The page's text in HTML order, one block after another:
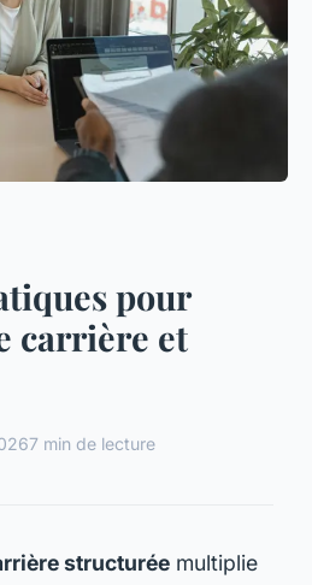
pour
carrière et
7 min de lecture
structurée multiplie